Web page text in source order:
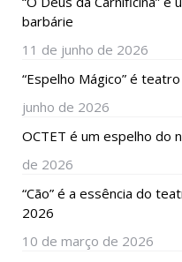
barbárie
11 de junho de 2026
“Espelho Mágico” é
junho de 2026
OCTET é um espelho do
de 2026
“Cão” é a essência do
2026
10 de março de 2026